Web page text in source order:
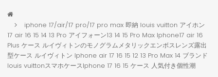
iphone 17/air/17 pro/17 pro max 即納 louis vuitton アイホン
17 air 16 15 14 13 Pro アイフォーン13 14 15 Pro Max Iphone17 air 16
Plus ケース ルイヴィトンのモノグラムメタリックエンボスレンズ露出
型ケース ルイヴィトン Iphone air 17 16 15 12 13 Pro Max 14 ブランド
louis vuittonスマホケースIphone 17 16 15 ケース 人気付き個性潮